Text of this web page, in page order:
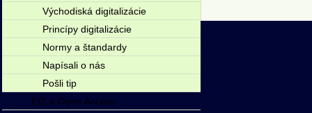
Východiská digitalizácie
Princípy digitalizácie
Normy a štandardy
Napísali o nás
Pošli tip
EIZ a Open Access